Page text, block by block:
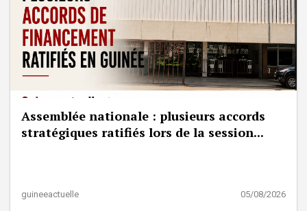
Assemblée nationale : plusieurs accords
stratégiques ratifiés lors de la session...
guineeactuelle 05/08/2026